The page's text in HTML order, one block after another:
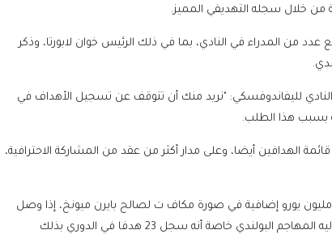
من خلال سجله التهديفي المميز.
من المدراء في النادي، بما في ذلك الرئيس خوان لابورتا، وذكر
لليفاندوفسكي: "نريد منك أن تتوقف عن تسجيل الأهداف في
بسبب هذا الطلب.
الهدافين أيضا، وعلى مدار أكثر من عقد من المشاركة الاحترافية،
واتضح وفقا للكتاب، فإن برشلونة كان مطالبا بدفع 5ر2 مليون يورو إضافية في صورة مكاف ت لصالح بايرن ميونخ، إذا وصل
ليفاندوفسكي إلى 25 هدفا، وهو ما كان يمكن أن يصل إليه المهاجم البولندي خاصة أنه سجل 23 هدفا في الدوري بذلك